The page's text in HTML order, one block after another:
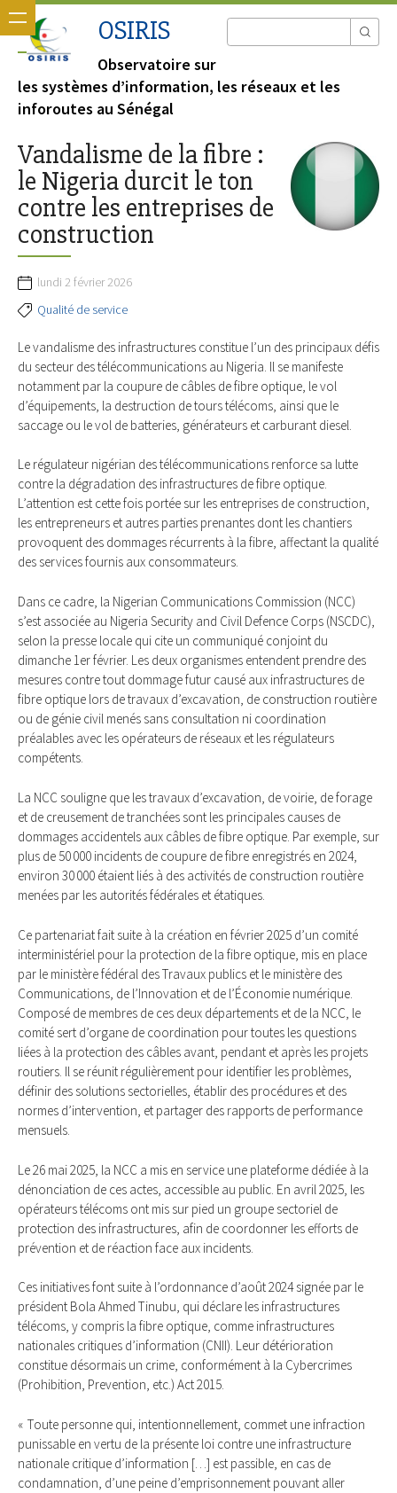
OSIRIS
Observatoire sur
les systèmes d’information, les réseaux et les
inforoutes au Sénégal
Vandalisme de la fibre :
le Nigeria durcit le ton
contre les entreprises de
construction
lundi 2 février 2026
Qualité de service
Le vandalisme des infrastructures constitue l’un des principaux défis
du secteur des télécommunications au Nigeria. Il se manifeste
notamment par la coupure de câbles de fibre optique, le vol
d’équipements, la destruction de tours télécoms, ainsi que le
saccage ou le vol de batteries, générateurs et carburant diesel.
Le régulateur nigérian des télécommunications renforce sa lutte
contre la dégradation des infrastructures de fibre optique.
L’attention est cette fois portée sur les entreprises de construction,
les entrepreneurs et autres parties prenantes dont les chantiers
provoquent des dommages récurrents à la fibre, affectant la qualité
des services fournis aux consommateurs.
Dans ce cadre, la Nigerian Communications Commission (NCC)
s’est associée au Nigeria Security and Civil Defence Corps (NSCDC),
selon la presse locale qui cite un communiqué conjoint du
dimanche 1er février. Les deux organismes entendent prendre des
mesures contre tout dommage futur causé aux infrastructures de
fibre optique lors de travaux d’excavation, de construction routière
ou de génie civil menés sans consultation ni coordination
préalables avec les opérateurs de réseaux et les régulateurs
compétents.
La NCC souligne que les travaux d’excavation, de voirie, de forage
et de creusement de tranchées sont les principales causes de
dommages accidentels aux câbles de fibre optique. Par exemple, sur
plus de 50 000 incidents de coupure de fibre enregistrés en 2024,
environ 30 000 étaient liés à des activités de construction routière
menées par les autorités fédérales et étatiques.
Ce partenariat fait suite à la création en février 2025 d’un comité
interministériel pour la protection de la fibre optique, mis en place
par le ministère fédéral des Travaux publics et le ministère des
Communications, de l’Innovation et de l’Économie numérique.
Composé de membres de ces deux départements et de la NCC, le
comité sert d’organe de coordination pour toutes les questions
liées à la protection des câbles avant, pendant et après les projets
routiers. Il se réunit régulièrement pour identifier les problèmes,
définir des solutions sectorielles, établir des procédures et des
normes d’intervention, et partager des rapports de performance
mensuels.
Le 26 mai 2025, la NCC a mis en service une plateforme dédiée à la
dénonciation de ces actes, accessible au public. En avril 2025, les
opérateurs télécoms ont mis sur pied un groupe sectoriel de
protection des infrastructures, afin de coordonner les efforts de
prévention et de réaction face aux incidents.
Ces initiatives font suite à l’ordonnance d’août 2024 signée par le
président Bola Ahmed Tinubu, qui déclare les infrastructures
télécoms, y compris la fibre optique, comme infrastructures
nationales critiques d’information (CNII). Leur détérioration
constitue désormais un crime, conformément à la Cybercrimes
(Prohibition, Prevention, etc.) Act 2015.
« Toute personne qui, intentionnellement, commet une infraction
punissable en vertu de la présente loi contre une infrastructure
nationale critique d’information […] est passible, en cas de
condamnation, d’une peine d’emprisonnement pouvant aller